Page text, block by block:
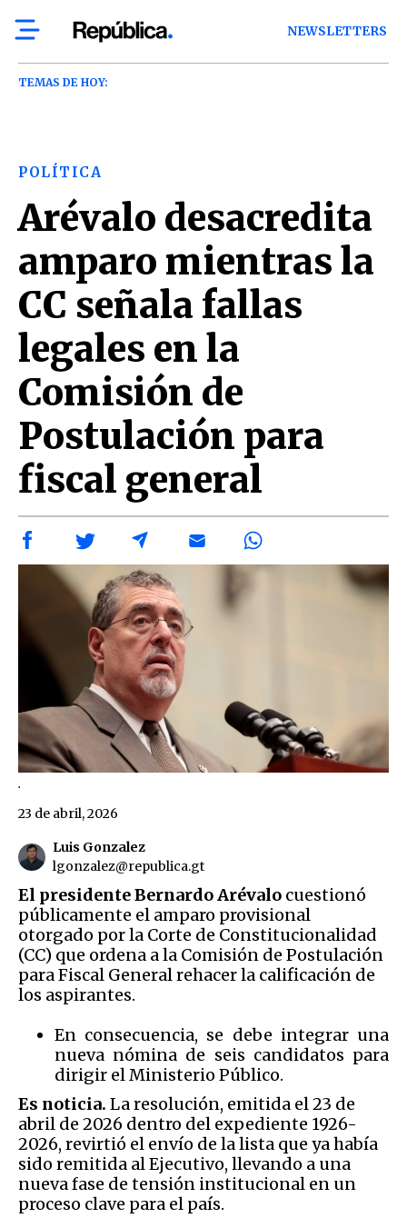
NEWSLETTERS
TEMAS DE HOY:
POLÍTICA
Arévalo desacredita
amparo mientras la
CC señala fallas
legales en la
Comisión de
Postulación para
fiscal general
.
Luis Gonzalez
lgonzalez@republica.gt
23 de abril, 2026
El presidente Bernardo Arévalo cuestionó
públicamente el amparo provisional
otorgado por la Corte de Constitucionalidad
(CC) que ordena a la Comisión de Postulación
para Fiscal General rehacer la calificación de
los aspirantes.
En consecuencia, se debe integrar una
nueva nómina de seis candidatos para
dirigir el Ministerio Público.
Es noticia. La resolución, emitida el 23 de
abril de 2026 dentro del expediente 1926-
2026, revirtió el envío de la lista que ya había
sido remitida al Ejecutivo, llevando a una
nueva fase de tensión institucional en un
proceso clave para el país.